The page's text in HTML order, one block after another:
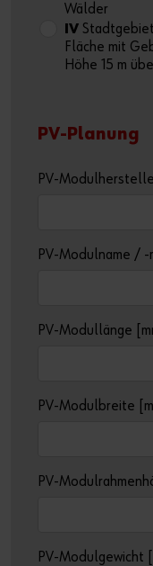
Wälder
IV
Fläche mit
Höhe 15 m
PV-Planung
PV-
PV-Modulname /
PV-Modullänge
PV-Modulbreite
PV-
PV-Modulgewicht